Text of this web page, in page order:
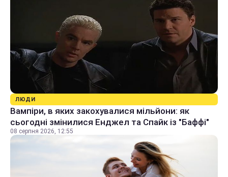
ЛЮДИ
Вампіри, в яких закохувалися мільйони: як
сьогодні змінилися Енджел та Спайк із "Баффі"
08 серпня 2026, 12:55